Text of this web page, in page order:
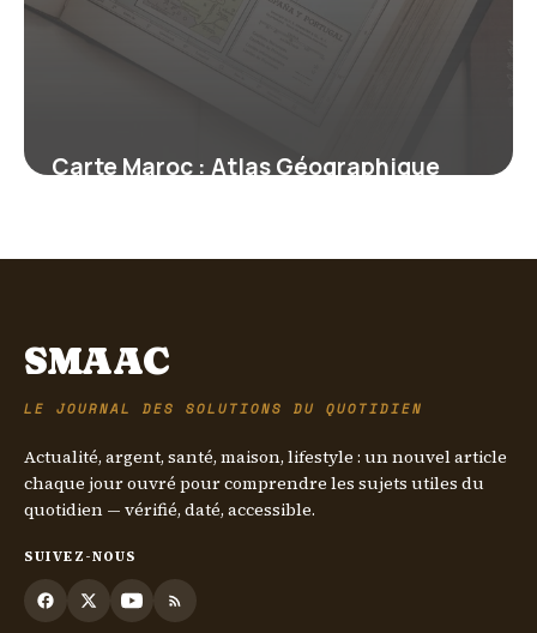
Carte Maroc : Atlas Géographique
SMAAC
LE JOURNAL DES SOLUTIONS DU QUOTIDIEN
Actualité, argent, santé, maison, lifestyle : un nouvel article
chaque jour ouvré pour comprendre les sujets utiles du
quotidien — vérifié, daté, accessible.
SUIVEZ-NOUS